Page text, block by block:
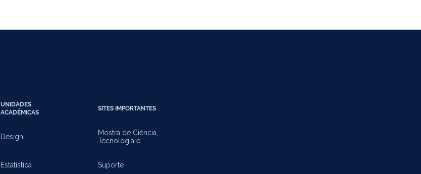
UNIDADES
ACADÊMICAS
Design
Estatística
SITES IMPORTANTES
Mostra de Ciência,
Tecnologia e
Suporte